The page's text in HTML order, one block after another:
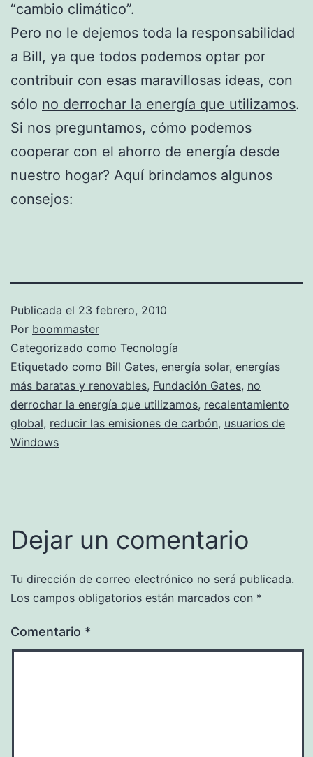
“cambio climático”.
Pero no le dejemos toda la responsabilidad
a Bill, ya que todos podemos optar por
contribuir con esas maravillosas ideas, con
sólo no derrochar la energía que utilizamos.
Si nos preguntamos, cómo podemos
cooperar con el ahorro de energía desde
nuestro hogar? Aquí brindamos algunos
consejos:
Publicada el 23 febrero, 2010
Por boommaster
Categorizado como Tecnología
Etiquetado como Bill Gates, energía solar, energías
más baratas y renovables, Fundación Gates, no
derrochar la energía que utilizamos, recalentamiento
global, reducir las emisiones de carbón, usuarios de
Windows
Dejar un comentario
Tu dirección de correo electrónico no será publicada.
Los campos obligatorios están marcados con *
Comentario *